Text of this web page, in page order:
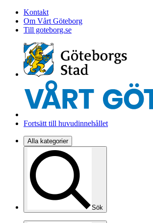
Kontakt
Om Vårt Göteborg
Till goteborg.se
Fortsätt till huvudinnehållet
Alla kategorier
Sök